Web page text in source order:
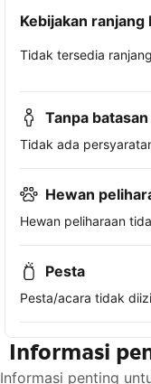
Kebijakan
Tidak tersedia
Tanpa
Tidak ada
Hewan
Hewan peliharaan
Pesta
Pesta/acara tidak
Informasi
Informasi penting